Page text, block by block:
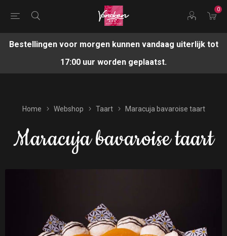
0
Bestellingen voor morgen kunnen vandaag uiterlijk tot
17:00 uur worden geplaatst.
Home Webshop Taart Maracuja bavaroise taart
Maracuja bavaroise taart